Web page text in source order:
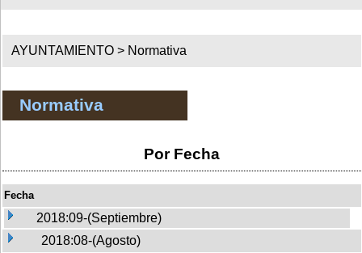
AYUNTAMIENTO > Normativa
Normativa
Por Fecha
Fecha
2018:09-(Septiembre)
2018:08-(Agosto)